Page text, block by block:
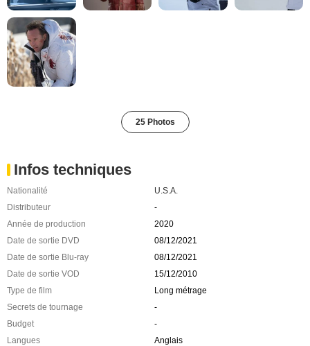
25 Photos
Infos techniques
Nationalité
U.S.A.
Distributeur
-
Année de production
2020
Date de sortie DVD
08/12/2021
Date de sortie Blu-ray
08/12/2021
Date de sortie VOD
15/12/2010
Type de film
Long métrage
Secrets de tournage
-
Budget
-
Langues
Anglais